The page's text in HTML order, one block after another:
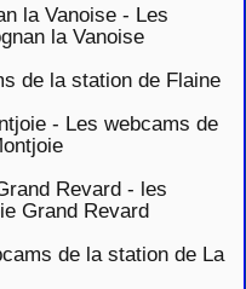
la Vanoise - Les
la Vanoise
de la station de Flaine
- Les webcams de
Revard - les
Grand Revard
de la station de La